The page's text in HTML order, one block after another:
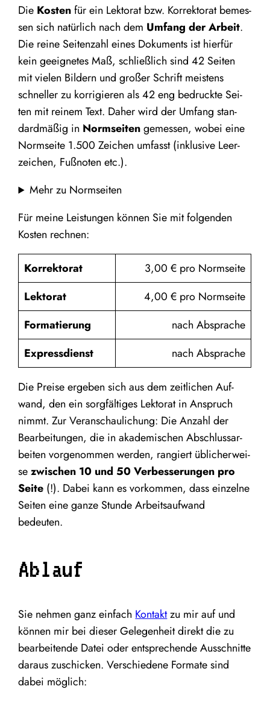
Die Kos­tenfür ein Lek­to­rat bzw. Kor­rek­to­rat bemes­
sen sich natür­lich nach dem Umfang der Arbeit.
Die rei­ne Sei­ten­zahl eines Doku­ments ist hier­für
kein geeig­ne­tes Maß, schließ­lich sind42 Sei­ten
mit vie­len Bil­dern und gro­ßer Schrift meis­tens
schnel­ler zu kor­ri­gie­ren als42eng bedruck­te Sei­
ten mit rei­nem Text. Daher wird der Umfang stan­
dard­mä­ßig in Norm­sei­tengemes­sen, wobei eine
Norm­sei­te 1.500 Zei­chen umfasst (inklu­si­ve Leer­
zei­chen, Fuß­no­ten etc.).
Mehr zu Normseiten
Für mei­ne Leis­tun­gen kön­nen Sie mit fol­gen­den
Kos­ten rechnen:
Kor­rek­to­rat 3,00 € pro Normseite
Lek­to­rat
4,00 € pro Normseite
For­ma­tie­rung
nach Abspra­che
Express­dienst
nach Abspra­che
Die Prei­se erge­ben sich aus dem zeit­li­chen Auf­
wand, den ein sorg­fäl­ti­ges Lek­to­rat in Anspruch
nimmt. Zur Ver­an­schau­li­chung: Die Anzahl der
Bear­bei­tun­gen, die in aka­de­mi­schen Abschluss­ar­
bei­ten vor­ge­nom­men wer­den, ran­giert übli­cher­wei­
sezwi­schen 10 und 50Ver­bes­se­run­gen pro
Sei­te (!). Dabei kann es vor­kom­men, dass ein­zel­ne
Sei­ten eine gan­ze Stun­de Arbeits­auf­wand
bedeuten.
Ablauf
Sie neh­men ganz ein­fachKon­taktzu mir auf und
kön­nen mir bei die­ser Gele­gen­heit direkt die zu
bear­bei­ten­de Datei oder ent­spre­chen­de Aus­schnit­te
dar­aus zuschi­cken. Ver­schie­de­ne For­ma­te sind
dabei möglich: